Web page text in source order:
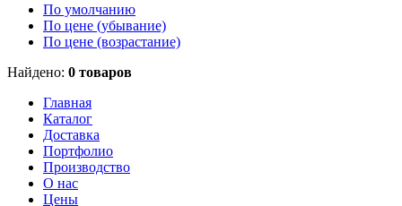
По умолчанию
По цене (убывание)
По цене (возрастание)
Найдено: 0 товаров
Главная
Каталог
Доставка
Портфолио
Производство
О нас
Цены